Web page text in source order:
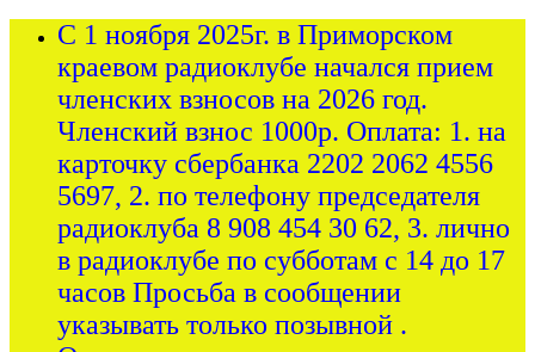
С 1 ноября 2025г. в Приморском
краевом радиоклубе начался прием
членских взносов на 2026 год.
Членский взнос 1000р. Оплата: 1. на
карточку сбербанка 2202 2062 4556
5697, 2. по телефону председателя
радиоклуба 8 908 454 30 62, 3. лично
в радиоклубе по субботам с 14 до 17
часов Просьба в сообщении
указывать только позывной .